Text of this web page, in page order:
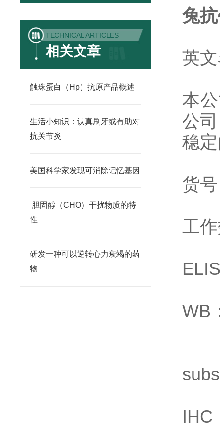
TECHNICAL ARTICLES
相关文章
触珠蛋白（Hp）抗原产品概述
生活小知识：认真刷牙或有助对
抗关节炎
美国科学家发现可消除记忆基因
​ 胆固醇（CHO）干扰物质的特
性
研发一种可以逆转心力衰竭的药
物
兔
英
本
公
稳
货
工
WB
IHC